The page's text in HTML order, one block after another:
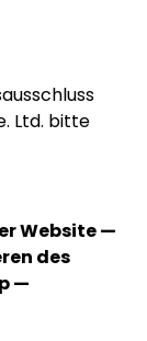
Ltd. bitte
Website —
des
—